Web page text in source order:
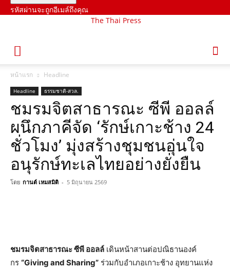
รหัสผ่านจะถูกอีเมล์ถึงคุณ
The Thai Press
หน้าแรก Headline
Headline ธรรมชาติ-สวล.
ชมรมจิตสาธารณะ ซีพี ออลล์
ผนึกภาคีจัด ‘รักษ์เกาะช้าง 24
ชั่วโมง’ มุ่งสร้างชุมชนอุ่นใจ
อนุรักษ์ทะเลไทยอย่างยั่งยืน
โดย กานต์ เหมสมิติ - 5 มิถุนายน 2569
ชมรมจิตสาธารณะ ซีพี ออลล์ เดินหน้าสานต่อปณิธานองค์
กร “Giving and Sharing” ร่วมกับอำเภอเกาะช้าง อุทยานแห่ง